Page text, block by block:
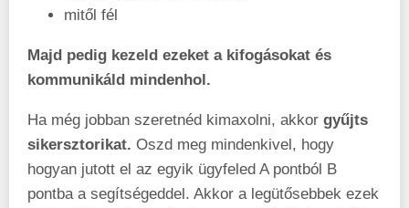
mitől fél
Majd pedig kezeld ezeket a kifogásokat és
kommunikáld mindenhol.
Ha még jobban szeretnéd kimaxolni, akkor gyűjts
sikersztorikat. Oszd meg mindenkivel, hogy
hogyan jutott el az egyik ügyfeled A pontból B
pontba a segítségeddel. Akkor a legütősebbek ezek